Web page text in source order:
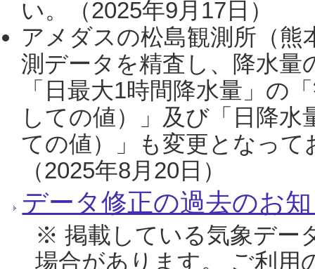
い。（2025年9月17日）
アメダスの松島観測所（熊
測データを精査し、降水
「日最大1時間降水量」の
しての値）」及び「日降
ての値）」も変更となっ
（2025年8月20日）
データ修正の過去のお
※ 掲載している気象デー
場合があります。 ご利用